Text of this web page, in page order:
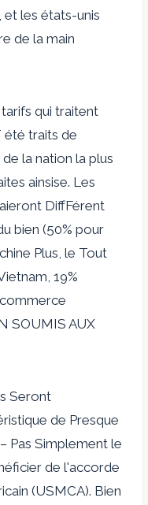
et les états-unis
de la main
qui traitent
été traits de
la nation la plus
ainsise. Les
DiffFérent
bien (50% pour
Plus, le Tout
19%
SOUMIS AUX
Seront
de Presque
Pas Simplement le
de l'accorde
(USMCA). Bien